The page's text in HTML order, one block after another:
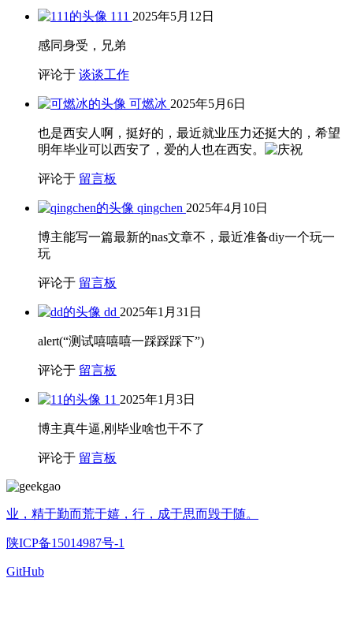
111 2025年5月12日
感同身受，兄弟
评论于 谈谈工作
可燃冰 2025年5月6日
也是西安人啊，挺好的，最近就业压力还挺大的，希望
明年毕业可以西安了，爱的人也在西安。
评论于 留言板
qingchen 2025年4月10日
博主能写一篇最新的nas文章不，最近准备diy一个玩一
玩
评论于 留言板
dd 2025年1月31日
alert(“测试嘻嘻嘻一踩踩踩下”)
评论于 留言板
11 2025年1月3日
博主真牛逼,刚毕业啥也干不了
评论于 留言板
业，精于勤而荒于嬉，行，成于思而毁于随。
陕ICP备15014987号-1
GitHub